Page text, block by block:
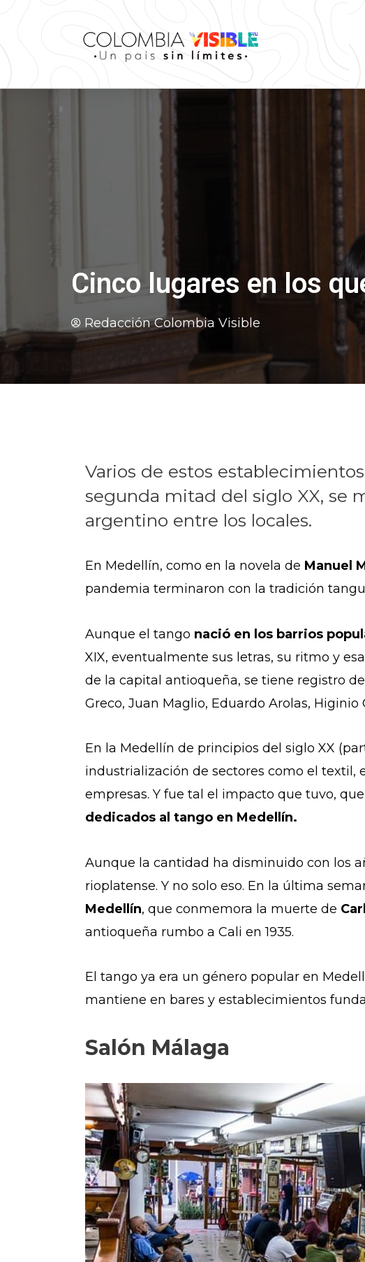
Cinco lugares en los
Redacción Colombia Visible
Varios de estos
segunda mitad del siglo XX, se
argentino entre los locales.
En Medellín, como en la novela de Manuel
pandemia terminaron con la tradición
Aunque el tango nació en los barrios
XIX, eventualmente sus letras, su ritmo y
de la capital antioqueña, se tiene registro
Greco, Juan Maglio, Eduardo Arolas, Higinio
En la Medellín de principios del siglo XX
industrialización de sectores como el textil,
empresas. Y fue tal el impacto que tuvo,
dedicados al tango en Medellín.
Aunque la cantidad ha disminuido con los
rioplatense. Y no solo eso. En la última
Medellín, que conmemora la muerte de
antioqueña rumbo a Cali en 1935.
El tango ya era un género popular en
mantiene en bares y establecimientos
Salón Málaga